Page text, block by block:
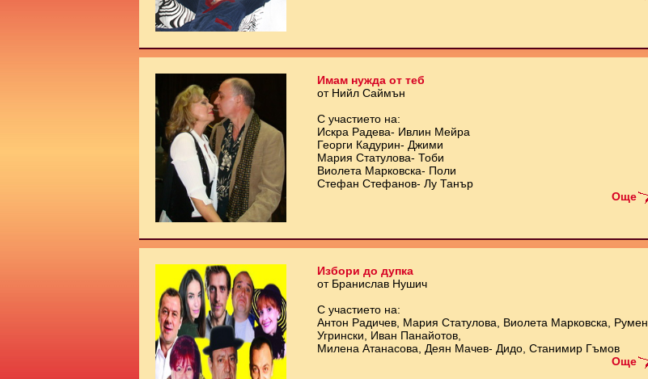
Имам нужда от теб
от Нийл Саймън
С участието на:
Искра Радева- Ивлин Мейра
Георги Кадурин- Джими
Мария Статулова- Тоби
Виолета Марковска- Поли
Стефан Стефанов- Лу Танър
Още
Избори до дупка
от Бранислав Нушич
С участието на:
Антон Радичев, Мария Статулова, Виолета Марковска, Румен
Угрински, Иван Панайотов,
Милена Атанасова, Деян Мачев- Дидо, Станимир Гъмов
Още